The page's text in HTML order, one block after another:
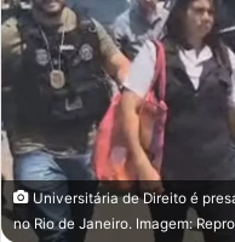
Universitária de Direito é
no Rio de Janeiro. Imagem: